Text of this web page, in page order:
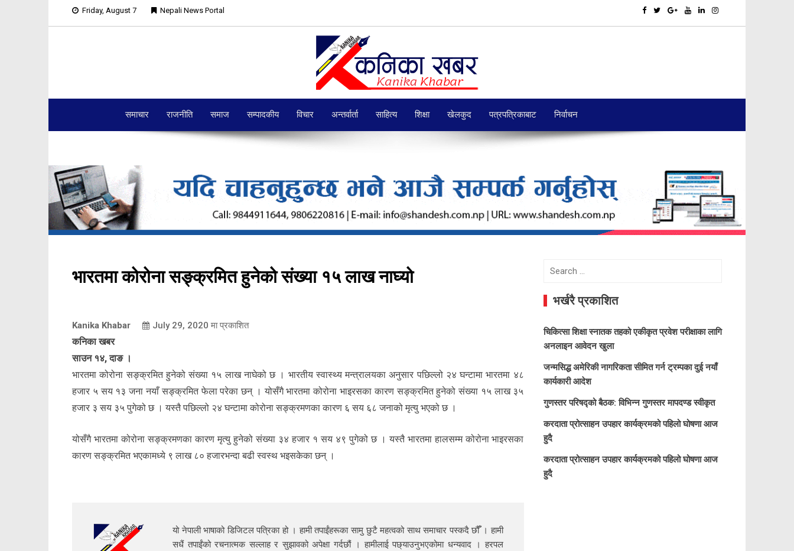
Friday, August 7 Nepali News Portal
समाचार राजनीति समाज सम्पादकीय विचार अन्तर्वार्ता साहित्य शिक्षा खेलकुद पत्रपत्रिकाबाट निर्वाचन
भारतमा कोरोना सङ्क्रमित हुनेको संख्या १५ लाख नाघ्यो
Kanika Khabar July 29, 2020 मा प्रकाशित
कनिका खबर
साउन १४, दाङ ।
भारतमा कोरोना सङ्क्रमित हुनेको संख्या १५ लाख नाघेको छ । भारतीय स्वास्थ्य मन्त्रालयका अनुसार पछिल्लो २४ घन्टामा भारतमा ४८
हजार ५ सय १३ जना नयाँ सङ्क्रमित फेला परेका छन् । योसँगै भारतमा कोरोना भाइरसका कारण सङ्क्रमित हुनेको संख्या १५ लाख ३५
हजार ३ सय ३५ पुगेको छ । यस्तै पछिल्लो २४ घन्टामा कोरोना सङ्क्रमणका कारण ६ सय ६८ जनाको मृत्यु भएको छ ।
योसँगै भारतमा कोरोना सङ्क्रमणका कारण मृत्यु हुनेको संख्या ३४ हजार १ सय ४९ पुगेको छ । यस्तै भारतमा हालसम्म कोरोना भाइरसका
कारण सङ्क्रमित भएकामध्ये ९ लाख ८० हजारभन्दा बढी स्वस्थ भइसकेका छन् ।
यो नेपाली भाषाको डिजिटल पत्रिका हो । हामी तपाईंहरूका सामु छुटै महत्वको साथ समाचार पस्कदै छौँँ । हामी
सधैं तपाईंको रचनात्मक सल्लाह र सुझावको अपेक्षा गर्दछौं । हामीलाई पछ्याउनुभएकोमा धन्यवाद । हरपल
Search
भर्खरै प्रकाशित
चिकित्सा शिक्षा स्नातक तहको एकीकृत प्रवेश परीक्षाका लागि
अनलाइन आवेदन खुला
जन्मसिद्ध अमेरिकी नागरिकता सीमित गर्न ट्रम्पका दुई नयाँ
कार्यकारी आदेश
गुणस्तर परिषद्को बैठक: विभिन्न गुणस्तर मापदण्ड स्वीकृत
करदाता प्रोत्साहन उपहार कार्यक्रमको पहिलो घोषणा आज
हुदै
करदाता प्रोत्साहन उपहार कार्यक्रमको पहिलो घोषणा आज
हुदै